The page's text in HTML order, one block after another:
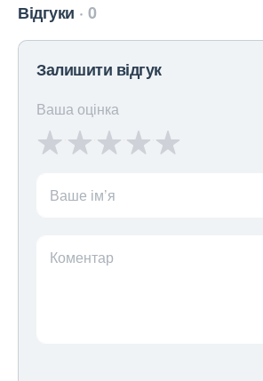
Відгуки 0
Залишити відгук
Ваша оцінка
Ваше ім’я
Коментар